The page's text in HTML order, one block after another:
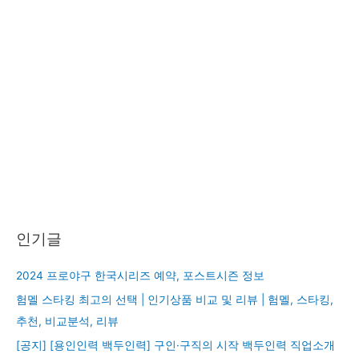
인기글
2024 프로야구 한국시리즈 예약, 포스트시즌 정보
험멜 스타킹 최고의 선택 | 인기상품 비교 및 리뷰 | 험멜, 스타킹,
추천, 비교분석, 리뷰
[공지] [용인인력 백두인력] 구인·구직의 시작 백두인력 직업소개